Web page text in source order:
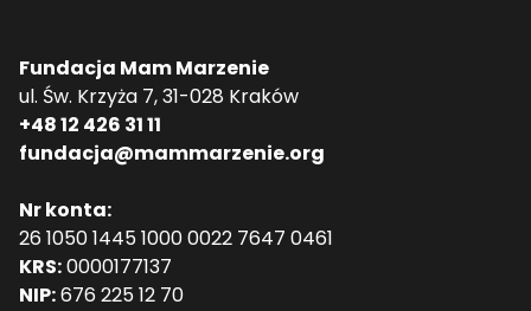
Fundacja Mam Marzenie
ul. Św. Krzyża 7, 31-028 Kraków
+48 12 426 31 11
fundacja@mammarzenie.org
Nr konta:
26 1050 1445 1000 0022 7647 0461
KRS:0000177137
NIP:676 225 12 70